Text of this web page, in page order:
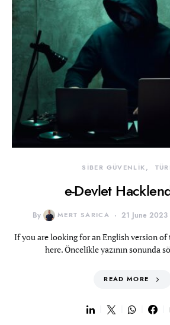
SİBER GÜVENLİK
e-Devlet
By MERT SARICA 21 June 2023
If you are looking for an English version
here. Öncelikle yazının sonunda
READ MORE